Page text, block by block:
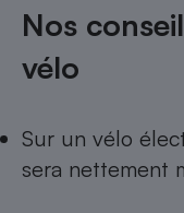
Nos
vélo
Sur un vélo
sera nettement